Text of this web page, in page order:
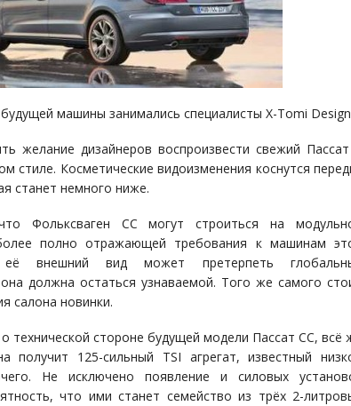
машины занимались специалисты X-Tomi
желание дизайнеров воспроизвести свежий
стиле. Косметические видоизменения коснутся
станет немного ниже.
Фольксваген СС могут строиться на
полно отражающей требования к машинам
её внешний вид может претерпеть
должна остаться узнаваемой. Того же самого
салона новинки.
технической стороне будущей модели Пассат СС, всё
получит 125-сильный TSI агрегат, известный
Не исключено появление и силовых
что ими станет семейство из трёх 2-